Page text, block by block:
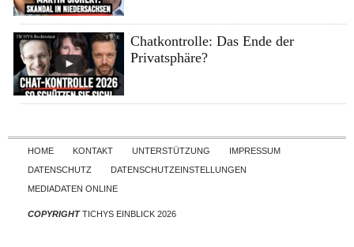
Chatkontrolle: Das Ende der
Privatsphäre?
Skip to content
HOME KONTAKT UNTERSTÜTZUNG
IMPRESSUM
DATENSCHUTZ
DATENSCHUTZEINSTELLUNGEN
MEDIADATEN ONLINE
COPYRIGHTTICHYS EINBLICK 2026